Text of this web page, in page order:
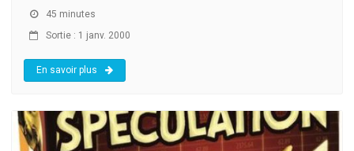
45 minutes
Sortie : 1 janv. 2000
En savoir plus